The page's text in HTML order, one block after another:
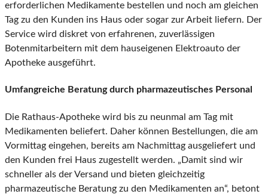
erforderlichen Medikamente bestellen und noch am gleichen
Tag zu den Kunden ins Haus oder sogar zur Arbeit liefern. Der
Service wird diskret von erfahrenen, zuverlässigen
Botenmitarbeitern mit dem hauseigenen Elektroauto der
Apotheke ausgeführt.
Umfangreiche Beratung durch pharmazeutisches Personal
Die Rathaus-Apotheke wird bis zu neunmal am Tag mit
Medikamenten beliefert. Daher können Bestellungen, die am
Vormittag eingehen, bereits am Nachmittag ausgeliefert und
den Kunden frei Haus zugestellt werden. „Damit sind wir
schneller als der Versand und bieten gleichzeitig
pharmazeutische Beratung zu den Medikamenten an“, betont